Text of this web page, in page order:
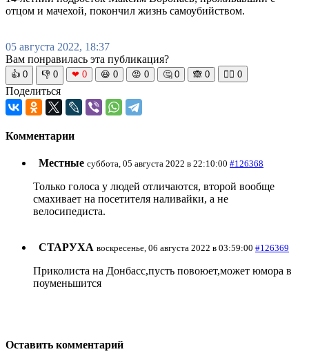
отцом и мачехой, покончил жизнь самоубийством.
05 августа 2022, 18:37
Вам понравилась эта публикация?
👍 0 👎 0 ❤ 0 😆 0 😡 0 🤔 0 🙈 0 🧘‍♀️ 0
Поделиться
Комментарии
Местные суббота, 05 августа 2022 в 22:10:00 #126368
Только голоса у людей отличаются, второй вообще
смахивает на посетителя наливайки, а не
велосипедиста.
СТАРУХА воскресенье, 06 августа 2022 в 03:59:00 #126369
Приколиста на Донбасс,пусть повоюет,может юмора в
поуменьшится
Оставить комментарий